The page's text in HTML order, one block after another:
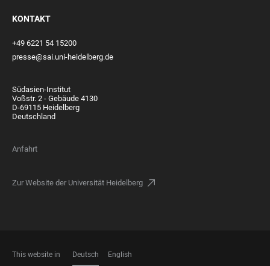
KONTAKT
+49 6221 54 15200
presse@sai.uni-heidelberg.de
Südasien-Institut
Voßstr. 2 - Gebäude 4130
D-69115 Heidelberg
Deutschland
Anfahrt
Zur Website der Universität Heidelberg
This website in Deutsch English